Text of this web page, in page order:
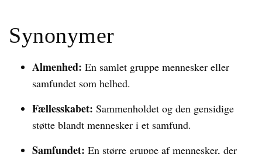
Synonymer
Almenhed: En samlet gruppe mennesker eller
samfundet som helhed.
Fællesskabet: Sammenholdet og den gensidige
støtte blandt mennesker i et samfund.
Samfundet: En større gruppe af mennesker, der